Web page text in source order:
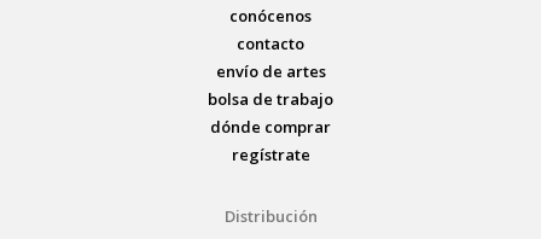
conócenos
contacto
envío de artes
bolsa de trabajo
dónde comprar
regístrate
Distribución